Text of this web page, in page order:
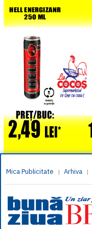
Mica Publicitate | Arhiva |